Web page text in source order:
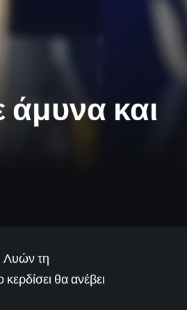
άμυνα και
Λυών τη
θα ανέβει